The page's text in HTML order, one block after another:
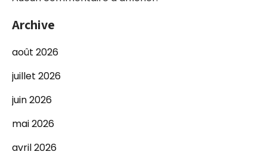
Archive
août 2026
juillet 2026
juin 2026
mai 2026
avril 2026